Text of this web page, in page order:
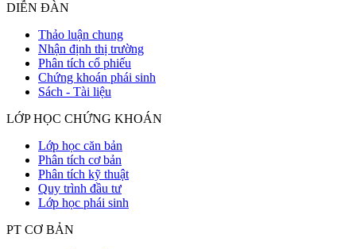
DIỄN ĐÀN
Thảo luận chung
Nhận định thị trường
Phân tích cổ phiếu
Chứng khoán phái sinh
Sách - Tài liệu
LỚP HỌC CHỨNG KHOÁN
Lớp học căn bản
Phân tích cơ bản
Phân tích kỹ thuật
Quy trình đầu tư
Lớp học phái sinh
PT CƠ BẢN